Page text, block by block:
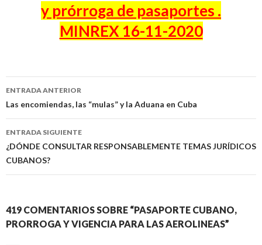
y prórroga de pasaportes .
MINREX 16-11-2020
Navegación
de
entradas
ENTRADA ANTERIOR
Las encomiendas, las “mulas” y la Aduana en Cuba
ENTRADA SIGUIENTE
¿DÓNDE CONSULTAR RESPONSABLEMENTE TEMAS JURÍDICOS
CUBANOS?
419 COMENTARIOS SOBRE “PASAPORTE CUBANO,
PRORROGA Y VIGENCIA PARA LAS AEROLINEAS”